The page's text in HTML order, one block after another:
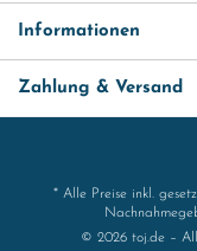
Informationen
Zahlung & Versand
* Alle Preise inkl.
© 2026 toj.de – All